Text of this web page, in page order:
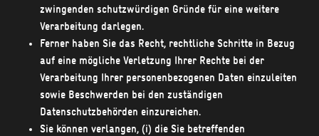
zwingenden schutzwürdigen Gründe für eine weitere
Verarbeitung darlegen.
Ferner haben Sie das Recht, rechtliche Schritte in Bezug
auf eine mögliche Verletzung Ihrer Rechte bei der
Verarbeitung Ihrer personenbezogenen Daten einzuleiten
sowie Beschwerden bei den zuständigen
Datenschutzbehörden einzureichen.
Sie können verlangen, (i) die Sie betreffenden